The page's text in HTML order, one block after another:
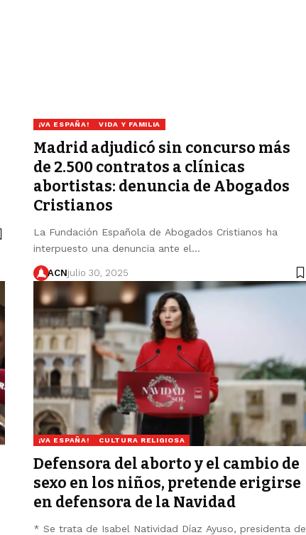
¡VA ESPAÑA! VIDA Y FAMILIA
Madrid adjudicó sin concurso más
de 2.500 contratos a clínicas
abortistas: denuncia de Abogados
Cristianos
La Fundación Española de Abogados Cristianos ha
interpuesto una denuncia ante el…
ACNjulio 30, 2025
¡VA ESPAÑA! CULTURA RELIGIOSA
Defensora del aborto y el cambio de
sexo en los niños, pretende erigirse
en defensora de la Navidad
* Se trata de Isabel Natividad Díaz Ayuso, presidenta de